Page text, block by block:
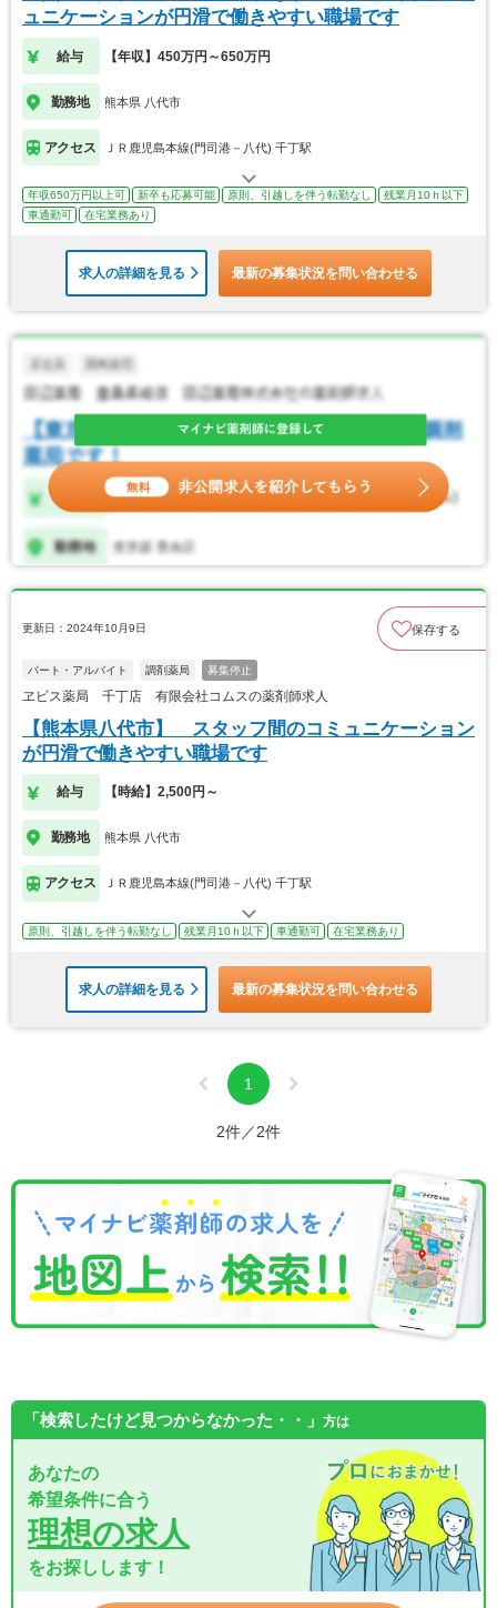
ュニケーションが円滑で働きやすい職場です
給与 【年収】450万円～650万円
勤務地 熊本県 八代市
アクセス ＪＲ鹿児島本線(門司港－八代) 千丁駅
年収650万円以上可 新卒も応募可能 原則、引越しを伴う転勤なし
残業月10ｈ以下
車通勤可
在宅業務あり
求人の詳細を見る 最新の募集状況を問い合わせる
更新日：2024年10月9日 保存する
パート・アルバイト 調剤薬局 募集停止
ヱビス薬局 千丁店 有限会社コムスの薬剤師求人
【熊本県八代市】 スタッフ間のコミュニケーション
が円滑で働きやすい職場です
給与 【時給】2,500円～
勤務地 熊本県 八代市
アクセス ＪＲ鹿児島本線(門司港－八代) 千丁駅
原則、引越しを伴う転勤なし 残業月10ｈ以下 車通勤可 在宅業務あり
求人の詳細を見る 最新の募集状況を問い合わせる
1
2件／2件
「検索したけど見つからなかった・・」 方は
あなたの
希望条件に合う
理想の求人
をお探しします！